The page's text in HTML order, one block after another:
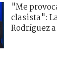
"Me
clasista":
Rodríguez